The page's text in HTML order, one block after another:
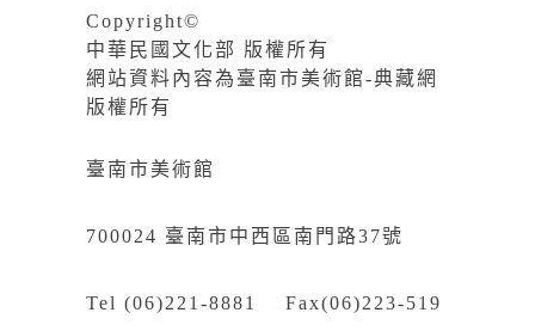
Copyright©
中華民國文化部 版權所有
網站資料內容為臺南市美術館-典藏網
版權所有
臺南市美術館
700024 臺南市中西區南門路37號
Tel (06)221-8881 Fax(06)223-519